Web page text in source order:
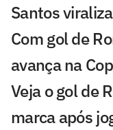
Santos
Com gol de
avança na
Veja o gol de
marca após